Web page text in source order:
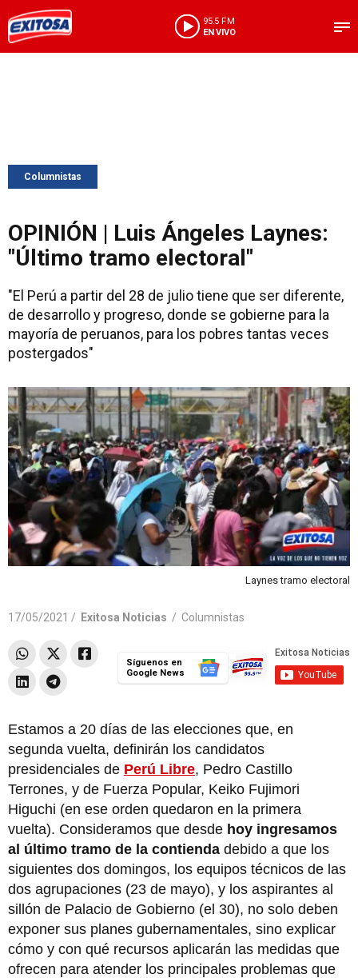
95.5 FM
EN VIVO
Columnistas
OPINIÓN | Luis Ángeles Laynes:
"Último tramo electoral"
"El Perú a partir del 28 de julio tiene que ser diferente,
de desarrollo y progreso, donde se gobierne para la
mayoría de peruanos, para los pobres tantas veces
postergados"
Laynes tramo electoral
17/05/2021 / Exitosa Noticias / Columnistas
Síguenos en
Google News
Estamos a 20 días de las elecciones que, en
segunda vuelta, definirán los candidatos
presidenciales de Perú Libre, Pedro Castillo
Terrones, y de Fuerza Popular, Keiko Fujimori
Higuchi (en ese orden quedaron en la primera
vuelta). Consideramos que desde hoy ingresamos
al último tramo de la contienda debido a que los
siguientes dos domingos, los equipos técnicos de las
dos agrupaciones (23 de mayo), y los aspirantes al
sillón de Palacio de Gobierno (el 30), no solo deben
exponer sus planes gubernamentales, sino explicar
cómo y con qué recursos aplicarán las medidas que
ofrecen para atender los principales problemas que